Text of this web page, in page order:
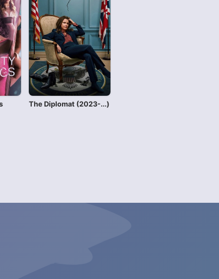
The Diplomat (2023-...)